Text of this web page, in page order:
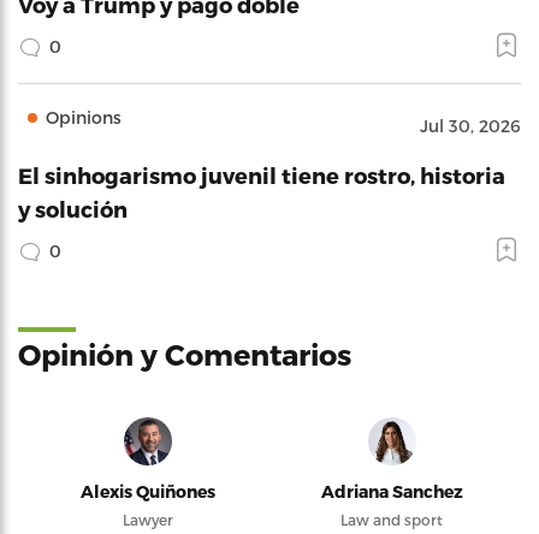
0
Opinions Jul 30, 2026
El sinhogarismo juvenil tiene rostro, historia
y solución
0
Opinión y Comentarios
Alexis Quiñones
Lawyer
Adriana Sanchez
Law and sport